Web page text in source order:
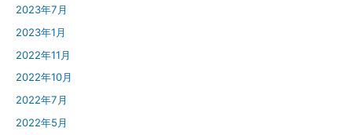
2023年7月
2023年1月
2022年11月
2022年10月
2022年7月
2022年5月